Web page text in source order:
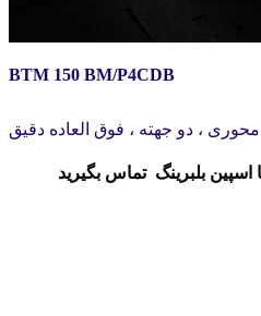
BTM 150 BM/P4CDB
، دو جهته ، فوق العاده دقیق
اسپین بلبرینگ تماس بگیرید